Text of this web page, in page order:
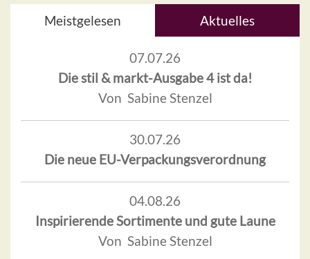
Meistgelesen Aktuelles
07.07.26
Die stil & markt-Ausgabe 4 ist da!
Von Sabine Stenzel
30.07.26
Die neue EU-Verpackungsverordnung
04.08.26
Inspirierende Sortimente und gute Laune
Von Sabine Stenzel